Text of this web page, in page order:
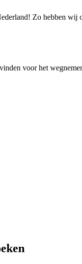
Zo hebben
voor het